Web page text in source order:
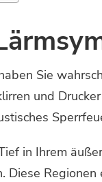
Sie
und
in Ihrem
Diese